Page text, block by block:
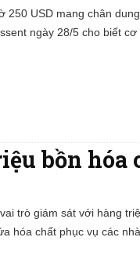
USD mang chân
ngày 28/5 cho biết
bồn hóa
trò giám sát với hàng
hóa chất phục vụ các